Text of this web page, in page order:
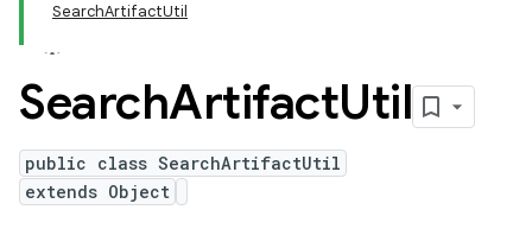
SearchArtifactUtil
SearchArtifactUtil
public class SearchArtifactUtil
extends Object